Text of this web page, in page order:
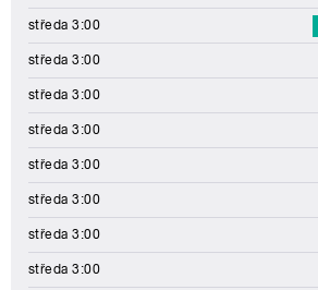
středa 3:00
středa 3:00
středa 3:00
středa 3:00
středa 3:00
středa 3:00
středa 3:00
středa 3:00